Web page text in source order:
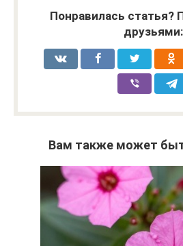
Понравилась статья?
друзьями:
Вам также может